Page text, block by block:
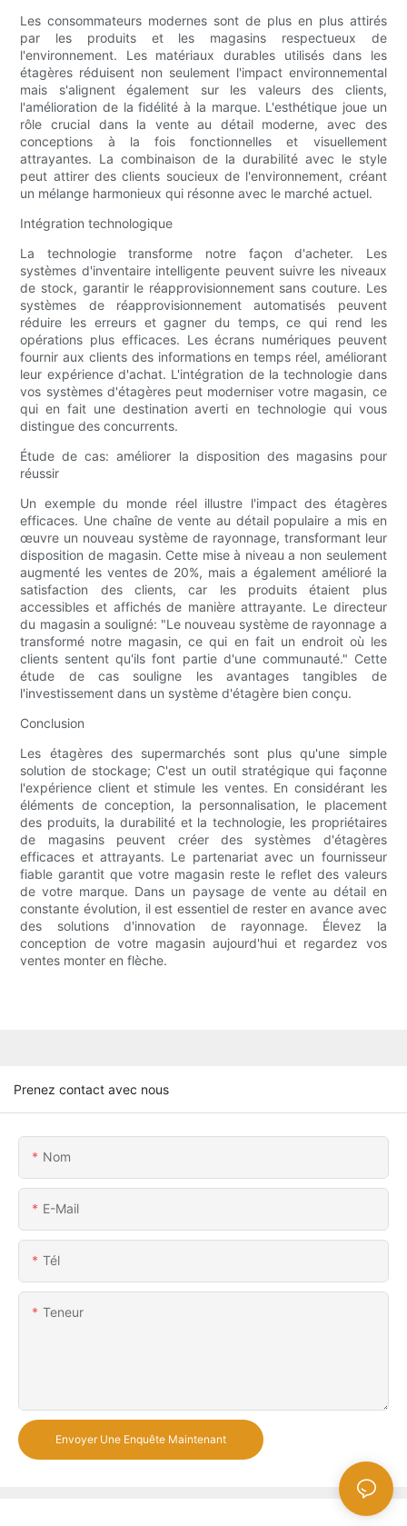
Les consommateurs modernes sont de plus en plus attirés
par les produits et les magasins respectueux de
l'environnement. Les matériaux durables utilisés dans les
étagères réduisent non seulement l'impact environnemental
mais s'alignent également sur les valeurs des clients,
l'amélioration de la fidélité à la marque. L'esthétique joue un
rôle crucial dans la vente au détail moderne, avec des
conceptions à la fois fonctionnelles et visuellement
attrayantes. La combinaison de la durabilité avec le style
peut attirer des clients soucieux de l'environnement, créant
un mélange harmonieux qui résonne avec le marché actuel.
Intégration technologique
La technologie transforme notre façon d'acheter. Les
systèmes d'inventaire intelligente peuvent suivre les niveaux
de stock, garantir le réapprovisionnement sans couture. Les
systèmes de réapprovisionnement automatisés peuvent
réduire les erreurs et gagner du temps, ce qui rend les
opérations plus efficaces. Les écrans numériques peuvent
fournir aux clients des informations en temps réel, améliorant
leur expérience d'achat. L'intégration de la technologie dans
vos systèmes d'étagères peut moderniser votre magasin, ce
qui en fait une destination averti en technologie qui vous
distingue des concurrents.
Étude de cas: améliorer la disposition des magasins pour
réussir
Un exemple du monde réel illustre l'impact des étagères
efficaces. Une chaîne de vente au détail populaire a mis en
œuvre un nouveau système de rayonnage, transformant leur
disposition de magasin. Cette mise à niveau a non seulement
augmenté les ventes de 20%, mais a également amélioré la
satisfaction des clients, car les produits étaient plus
accessibles et affichés de manière attrayante. Le directeur
du magasin a souligné: "Le nouveau système de rayonnage a
transformé notre magasin, ce qui en fait un endroit où les
clients sentent qu'ils font partie d'une communauté." Cette
étude de cas souligne les avantages tangibles de
l'investissement dans un système d'étagère bien conçu.
Conclusion
Les étagères des supermarchés sont plus qu'une simple
solution de stockage; C'est un outil stratégique qui façonne
l'expérience client et stimule les ventes. En considérant les
éléments de conception, la personnalisation, le placement
des produits, la durabilité et la technologie, les propriétaires
de magasins peuvent créer des systèmes d'étagères
efficaces et attrayants. Le partenariat avec un fournisseur
fiable garantit que votre magasin reste le reflet des valeurs
de votre marque. Dans un paysage de vente au détail en
constante évolution, il est essentiel de rester en avance avec
des solutions d'innovation de rayonnage. Élevez la
conception de votre magasin aujourd'hui et regardez vos
ventes monter en flèche.
Prenez contact avec nous
Nom
E-Mail
Tél
Teneur
Envoyer Une Enquête Maintenant